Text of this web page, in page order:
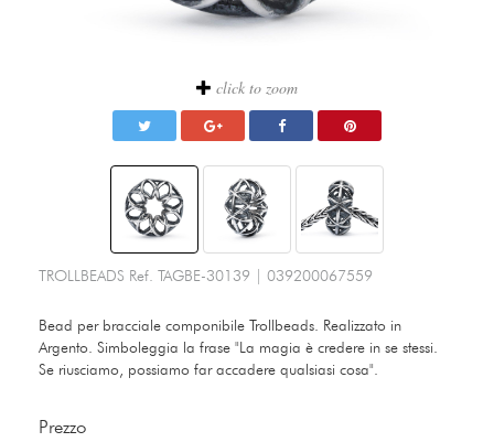
click to zoom
TROLLBEADS Ref. TAGBE-30139 039200067559
Bead per bracciale componibile Trollbeads. Realizzato in
Argento. Simboleggia la frase "La magia è credere in se stessi.
Se riusciamo, possiamo far accadere qualsiasi cosa".
Prezzo